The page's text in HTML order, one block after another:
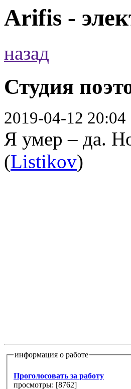
Arifis -
назад
Студия
2019-04-12 20:04
Я умер – да.
(Listikov)
информация о работе
Проголосовать за работу
просмотры: [8762]